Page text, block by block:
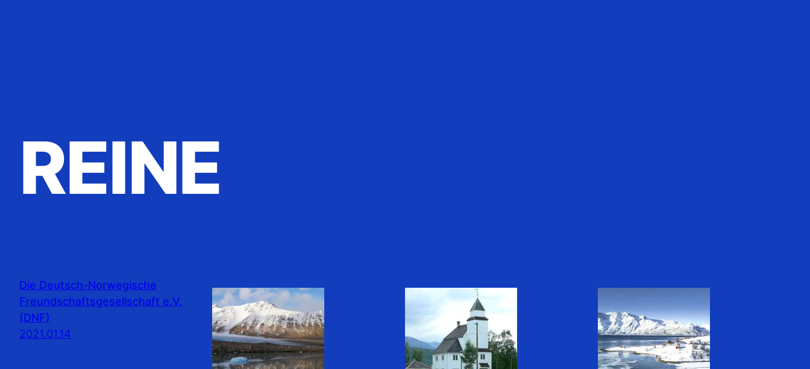
REINE
Die Deutsch-Norwegische
Freundschaftsgesellschaft e.V.
(DNF)
2021.01.14